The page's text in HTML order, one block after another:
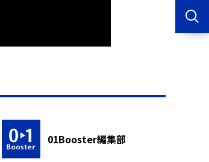
01Booster編集部